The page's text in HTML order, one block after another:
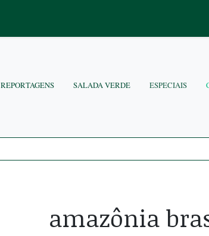
REPORTAGENS SALADA VERDE ESPECIAIS
amazônia